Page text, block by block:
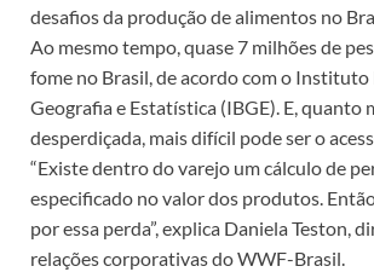
desafios da produção de alimentos no
Ao mesmo tempo, quase 7 milhões de
fome no Brasil, de acordo com o
Geografia e Estatística (IBGE). E, quanto
desperdiçada, mais difícil pode ser o
“Existe dentro do varejo um cálculo de
especificado no valor dos produtos.
por essa perda”, explica Daniela Teston,
relações corporativas do WWF-Brasil.